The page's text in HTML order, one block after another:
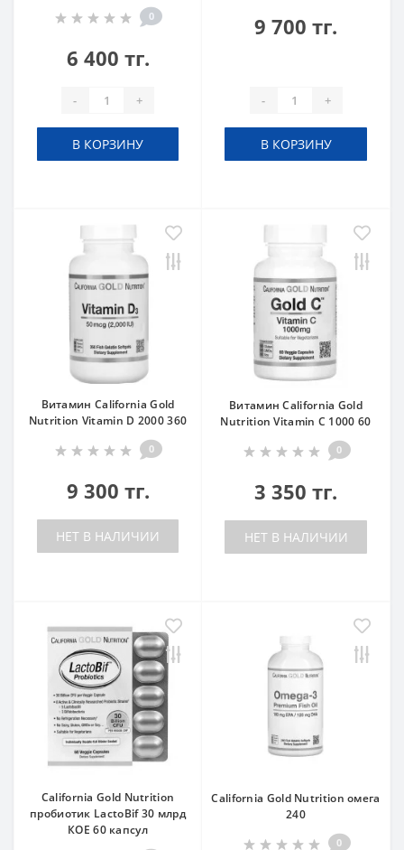
0
6 400 тг.
- +
В КОРЗИНУ
9 700 тг.
- +
В КОРЗИНУ
Витамин California Gold
Nutrition Vitamin D 2000 360
0
9 300 тг.
НЕТ В НАЛИЧИИ
Витамин California Gold
Nutrition Vitamin C 1000 60
0
3 350 тг.
НЕТ В НАЛИЧИИ
California Gold Nutrition
пробиотик LactoBif 30 млрд
КОЕ 60 капсул
California Gold Nutrition омега
240
0